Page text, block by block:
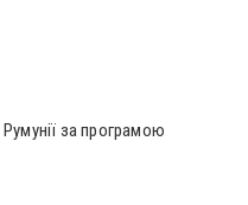
за програмою